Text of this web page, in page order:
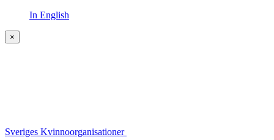
In English
×
Sveriges Kvinnoorganisationer